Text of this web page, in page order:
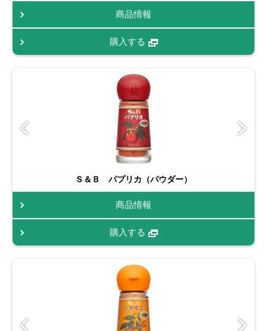
商品情報
購入する
Ｓ＆Ｂ パプリカ（パウダー）
商品情報
購入する